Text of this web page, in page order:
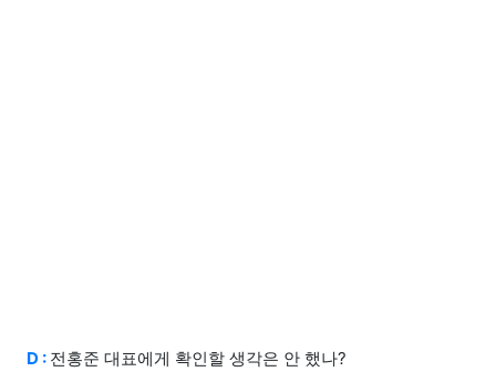
D : 전홍준 대표에게 확인할 생각은 안 했나?